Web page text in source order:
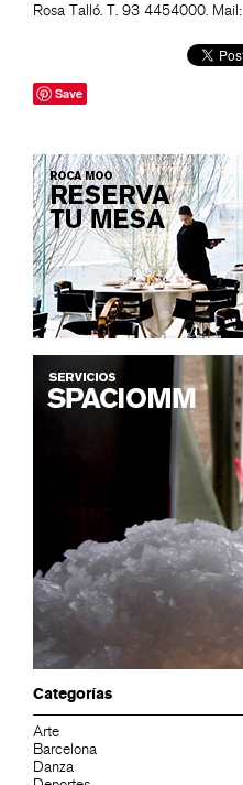
Rosa Talló. T. 93 4454000. Mail:
Save
Categorías
Arte
Barcelona
Danza